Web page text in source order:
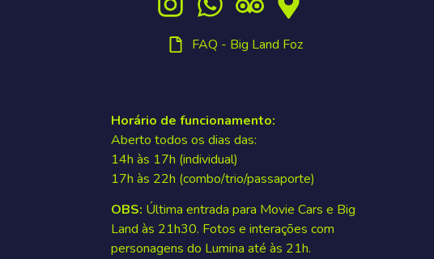
FAQ - Big Land Foz
Horário de funcionamento:
Aberto todos os dias das:
14h às 17h (individual)
17h às 22h (combo/trio/passaporte)
OBS: Última entrada para Movie Cars e Big
Land às 21h30. Fotos e interações com
personagens do Lumina até às 21h.